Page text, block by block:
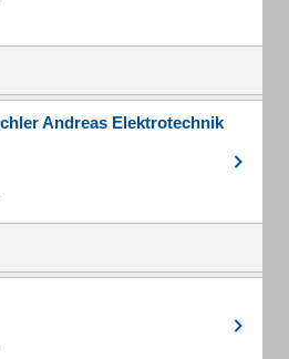
Andreas Elektrotechnik